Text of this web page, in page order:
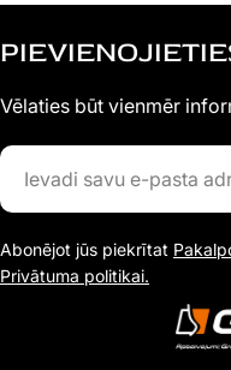
Vēlaties būt vienmēr
Ievadi
savu
pasta
adresi
Abonējot jūs piekrītat
Privātuma politikai.